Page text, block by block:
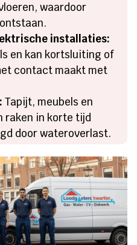
waardoor
installaties:
en kan kortsluiting of
contact maakt met
Tapijt, meubels en
raken in korte tijd
door wateroverlast.